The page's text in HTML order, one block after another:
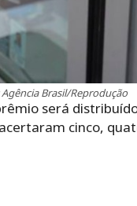
Brasil/Reprodução
será
cinco,